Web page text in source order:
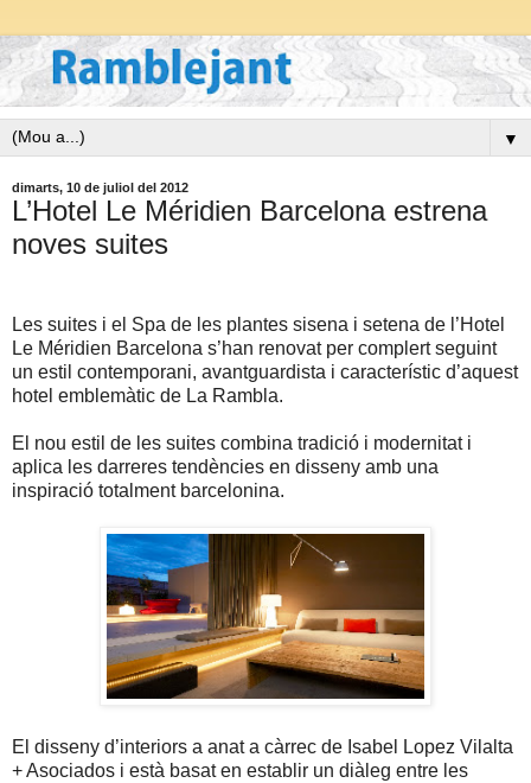
▼
dimarts, 10 de juliol del 2012
L’Hotel Le Méridien Barcelona estrena
noves suites
Les suites i el Spa de les plantes sisena i setena de l’Hotel
Le Méridien Barcelona s’han renovat per complert seguint
un estil contemporani, avantguardista i característic d’aquest
hotel emblemàtic de La Rambla.
El nou estil de les suites combina tradició i modernitat i
aplica les darreres tendències en disseny amb una
inspiració totalment barcelonina.
El disseny d’interiors a anat a càrrec de Isabel Lopez Vilalta
+ Asociados i està basat en establir un diàleg entre les